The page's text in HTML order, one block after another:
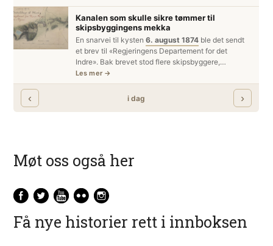
Møt oss også her
Få nye historier rett i innboksen